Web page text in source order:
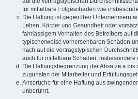
für mittelbare Folgeschäden wie
Die Haftung ist gegenüber Unternehmern
Leben, Körper und Gesundheit oder
fahrlässigem Verhalten des Betreibers auf
typischerweise vorhersehbaren Schäden
nach auf die vertragstypischen
auch für mittelbare Schäden, insbesondere
Die Haftungsbegrenzung der Absätze a bis
zugunsten der Mitarbeiter und
Ansprüche für eine Haftung aus
unberührt.